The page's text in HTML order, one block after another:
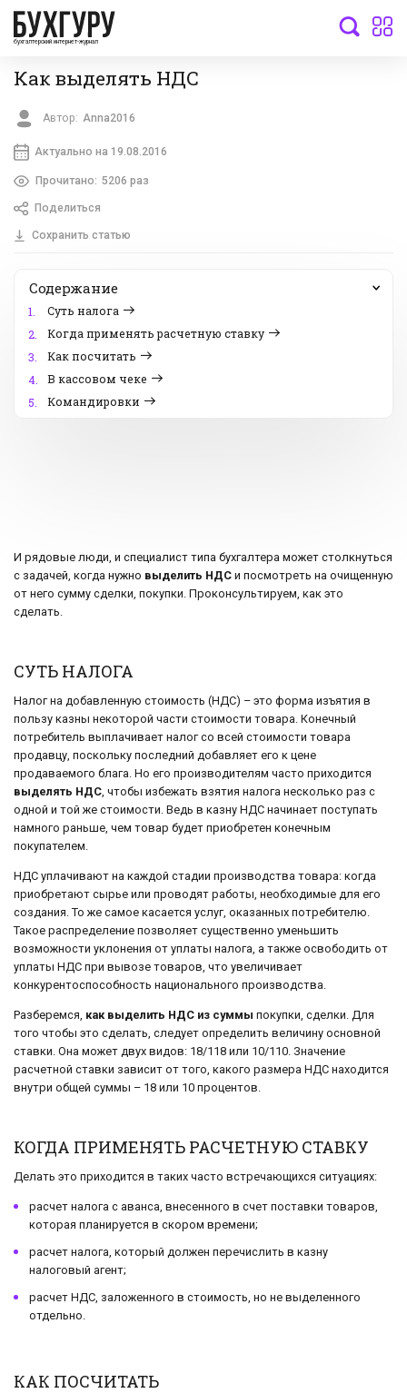
бухгалтерский интернет-журнал
Как выделять НДС
Автор: Anna2016
Актуально на 19.08.2016
Прочитано: 5206 раз
Поделиться
Сохранить статью
Содержание
1.
Суть налога
2.
Когда применять расчетную ставку
3.
Как посчитать
4.
В кассовом чеке
5.
Командировки
И рядовые люди, и специалист типа бухгалтера может столкнуться
с задачей, когда нужно выделить НДС и посмотреть на очищенную
от него сумму сделки, покупки. Проконсультируем, как это
сделать.
СУТЬ НАЛОГА
Налог на добавленную стоимость (НДС) – это форма изъятия в
пользу казны некоторой части стоимости товара. Конечный
потребитель выплачивает налог со всей стоимости товара
продавцу, поскольку последний добавляет его к цене
продаваемого блага. Но его производителям часто приходится
выделять НДС, чтобы избежать взятия налога несколько раз с
одной и той же стоимости. Ведь в казну НДС начинает поступать
намного раньше, чем товар будет приобретен конечным
покупателем.
НДС уплачивают на каждой стадии производства товара: когда
приобретают сырье или проводят работы, необходимые для его
создания. То же самое касается услуг, оказанных потребителю.
Такое распределение позволяет существенно уменьшить
возможности уклонения от уплаты налога, а также освободить от
уплаты НДС при вывозе товаров, что увеличивает
конкурентоспособность национального производства.
Разберемся, как выделить НДС из суммы покупки, сделки. Для
того чтобы это сделать, следует определить величину основной
ставки. Она может двух видов: 18/118 или 10/110. Значение
расчетной ставки зависит от того, какого размера НДС находится
внутри общей суммы – 18 или 10 процентов.
КОГДА ПРИМЕНЯТЬ РАСЧЕТНУЮ СТАВКУ
Делать это приходится в таких часто встречающихся ситуациях:
расчет налога с аванса, внесенного в счет поставки товаров,
которая планируется в скором времени;
расчет налога, который должен перечислить в казну
налоговый агент;
расчет НДС, заложенного в стоимость, но не выделенного
отдельно.
КАК ПОСЧИТАТЬ